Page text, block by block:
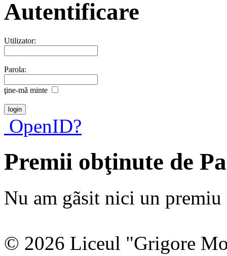
Autentificare
Utilizator:
Parola:
ţine-mã minte
OpenID?
Premii obţinute de
Nu am gãsit nici un premiu
© 2026 Liceul "Grigore